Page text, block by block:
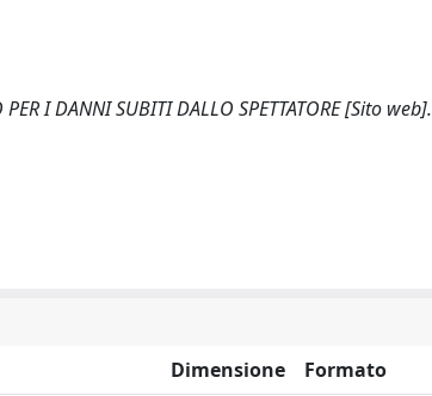
I DANNI SUBITI DALLO SPETTATORE [Sito web].
Dimensione Formato